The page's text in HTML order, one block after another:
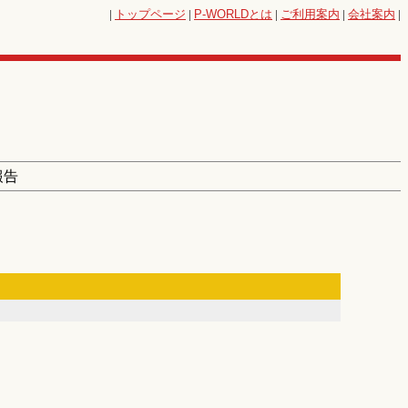
| トップページ | P-WORLDとは | ご利用案内 | 会社案内 |
告